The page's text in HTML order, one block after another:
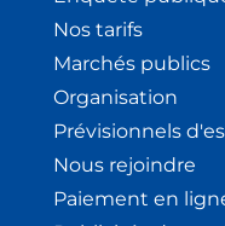
Nos tarifs
Marchés publics
Organisation
Prévisionnels
Nous rejoindre
Paiement en